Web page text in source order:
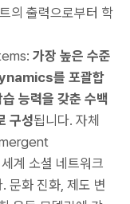
의 출력으로부터 학
가장 높은 수준
를 포괄합
능력을 갖춘 수백
구성됩니다. 자체
계 소셜 네트워크
문화 진화, 제도 변